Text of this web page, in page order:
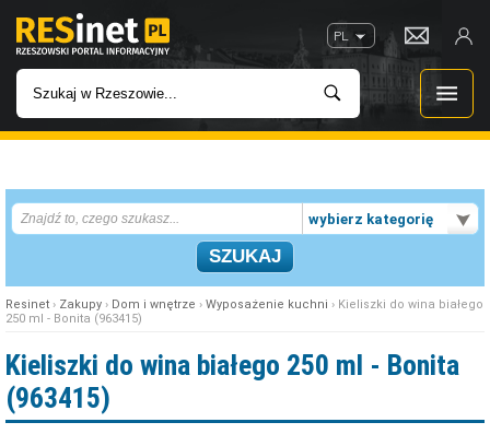
PL
INWESTYCJE
IMPREZY
W KINACH
wybierz kategorię
Resinet › Zakupy › Dom i wnętrze › Wyposażenie kuchni › Kieliszki do wina białego
250 ml - Bonita (963415)
Kieliszki do wina białego 250 ml - Bonita
(963415)